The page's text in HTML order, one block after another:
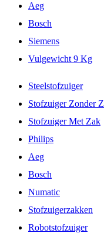
Aeg
Bosch
Siemens
Vulgewicht 9 Kg
Steelstofzuiger
Stofzuiger Zonder
Stofzuiger Met Zak
Philips
Aeg
Bosch
Numatic
Stofzuigerzakken
Robotstofzuiger